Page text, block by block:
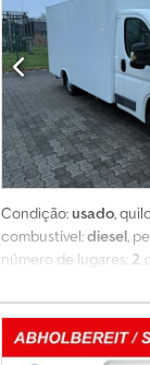
Condição:usado,
combustível:diesel,
número de lugares: 2,
divisória * Fecho
tampa * rádio
kg O veículo está em